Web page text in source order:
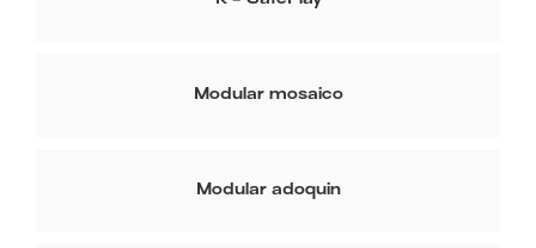
Modular mosaico
Modular adoquin